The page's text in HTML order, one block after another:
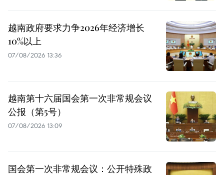
越南政府要求力争2026年经济增长
10%以上
07/08/2026 13:36
越南第十六届国会第一次非常规会议
公报（第5号）
07/08/2026 13:09
国会第一次非常规会议：公开特殊政